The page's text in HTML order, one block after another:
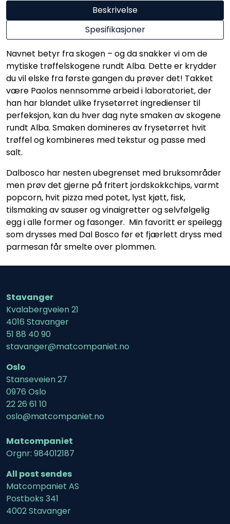
Beskrivelse
Spesifikasjoner
Navnet betyr fra skogen – og da snakker vi om de
mytiske trøffelskogene rundt Alba. Dette er krydder
du vil elske fra første gangen du prøver det! Takket
være Paolos nennsomme arbeid i laboratoriet, der
han har blandet ulike frysetørret ingredienser til
perfeksjon, kan du hver dag nyte smaken av skogene
rundt Alba. Smaken domineres av frysetørret hvit
trøffel og kombineres med tekstur og passe med
salt.
Dalbosco har nesten ubegrenset med bruksområder
men prøv det gjerne på fritert jordskokkchips, varmt
popcorn, hvit pizza med potet, lyst kjøtt, fisk,
tilsmaking av sauser og vinaigretter og selvfølgelig
egg i alle former og fasonger. Min favoritt er speilegg
som drysses med Dal Bosco før et fjærlett dryss med
parmesan får smelte over plommen.
Stavanger
Kvalabergveien 21
4016 Stavanger
51 88 40 90
stavanger@matcompaniet.no
Oslo
Stanseveien 27
0976 Oslo
22 26 61 10
oslo@matcompaniet.no
Matcompaniet
Orgnr: 984012187
All post sendes
Matcompaniet AS
Postboks 341
4002 Stavanger